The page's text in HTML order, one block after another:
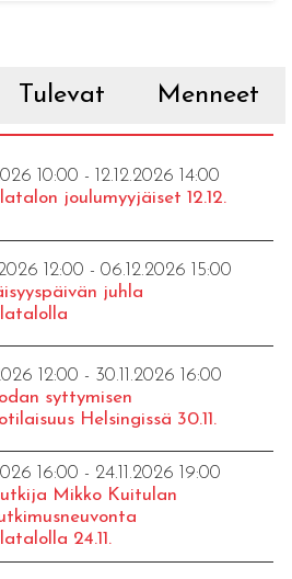
Tulevat Menneet
10:00 - 12.12.2026 14:00
joulumyyjäiset 12.12.
12:00 - 06.12.2026 15:00
juhla
12:00 - 30.11.2026 16:00
syttymisen
Helsingissä 30.11.
16:00 - 24.11.2026 19:00
Mikko Kuitulan
24.11.